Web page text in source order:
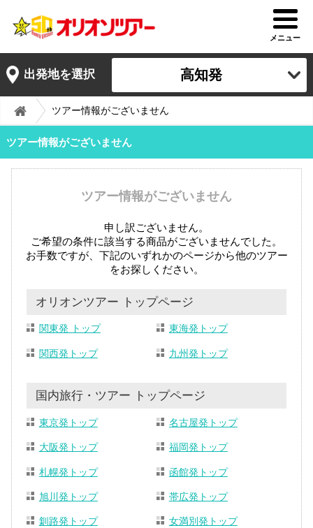
メニュー
出発地を選択 高知発
ツアー情報がございません
ツアー情報がございません
ツアー情報がございません
申し訳ございません。
ご希望の条件に該当する商品がございませんでした。
お手数ですが、下記のいずれかのページから他のツアー
をお探しください。
オリオンツアー トップページ
関東発 トップ 東海発トップ
関西発トップ 九州発トップ
国内旅行・ツアー トップページ
東京発トップ 名古屋発トップ
大阪発トップ 福岡発トップ
札幌発トップ 函館発トップ
旭川発トップ 帯広発トップ
釧路発トップ 女満別発トップ